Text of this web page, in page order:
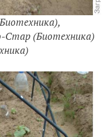
Стар (Биотехника)